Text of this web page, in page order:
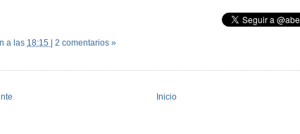
a las 18:15 | 2 comentarios »
Inicio